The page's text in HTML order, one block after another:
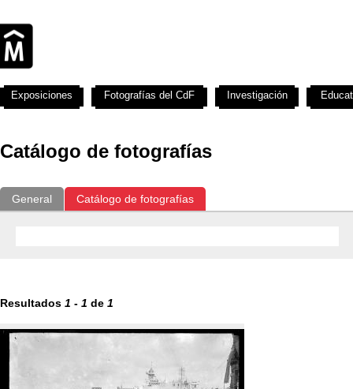
Catálogo de fotografías
General Catálogo de fotografías
Resultados 1 - 1 de 1
Exposiciones Fotografías del CdF Investigación